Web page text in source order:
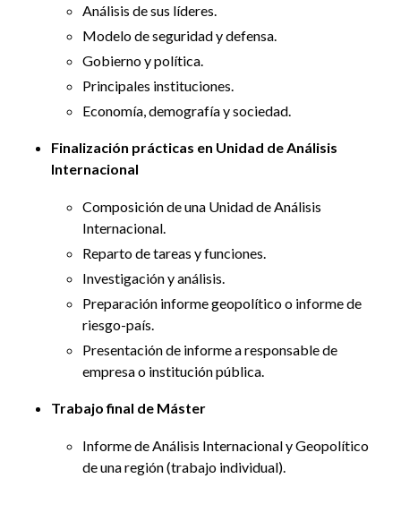
Análisis de sus líderes.
Modelo de seguridad y defensa.
Gobierno y política.
Principales instituciones.
Economía, demografía y sociedad.
Finalización prácticas en Unidad de Análisis
Internacional
Composición de una Unidad de Análisis
Internacional.
Reparto de tareas y funciones.
Investigación y análisis.
Preparación informe geopolítico o informe de
riesgo-país.
Presentación de informe a responsable de
empresa o institución pública.
Trabajo final de Máster
Informe de Análisis Internacional y Geopolítico
de una región (trabajo individual).